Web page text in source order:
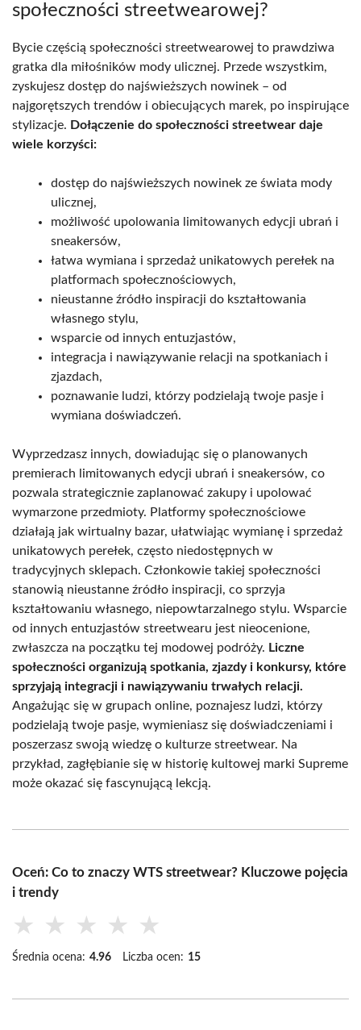
społeczności streetwearowej?
Bycie częścią społeczności streetwearowej to prawdziwa
gratka dla miłośników mody ulicznej. Przede wszystkim,
zyskujesz dostęp do najświeższych nowinek – od
najgorętszych trendów i obiecujących marek, po inspirujące
stylizacje. Dołączenie do społeczności streetwear daje
wiele korzyści:
dostęp do najświeższych nowinek ze świata mody
ulicznej,
możliwość upolowania limitowanych edycji ubrań i
sneakersów,
łatwa wymiana i sprzedaż unikatowych perełek na
platformach społecznościowych,
nieustanne źródło inspiracji do kształtowania
własnego stylu,
wsparcie od innych entuzjastów,
integracja i nawiązywanie relacji na spotkaniach i
zjazdach,
poznawanie ludzi, którzy podzielają twoje pasje i
wymiana doświadczeń.
Wyprzedzasz innych, dowiadując się o planowanych
premierach limitowanych edycji ubrań i sneakersów, co
pozwala strategicznie zaplanować zakupy i upolować
wymarzone przedmioty. Platformy społecznościowe
działają jak wirtualny bazar, ułatwiając wymianę i sprzedaż
unikatowych perełek, często niedostępnych w
tradycyjnych sklepach. Członkowie takiej społeczności
stanowią nieustanne źródło inspiracji, co sprzyja
kształtowaniu własnego, niepowtarzalnego stylu. Wsparcie
od innych entuzjastów streetwearu jest nieocenione,
zwłaszcza na początku tej modowej podróży. Liczne
społeczności organizują spotkania, zjazdy i konkursy, które
sprzyjają integracji i nawiązywaniu trwałych relacji.
Angażując się w grupach online, poznajesz ludzi, którzy
podzielają twoje pasje, wymieniasz się doświadczeniami i
poszerzasz swoją wiedzę o kulturze streetwear. Na
przykład, zagłębianie się w historię kultowej marki Supreme
może okazać się fascynującą lekcją.
Oceń: Co to znaczy WTS streetwear? Kluczowe pojęcia
i trendy
★ ★ ★ ★ ★
Średnia ocena: 4.96 Liczba ocen: 15